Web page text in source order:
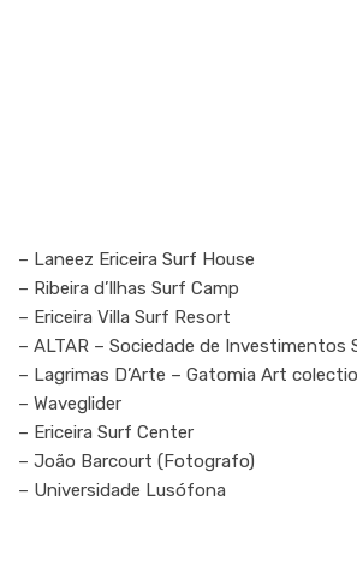
– Laneez Ericeira Surf House
– Ribeira d’Ilhas Surf Camp
– Ericeira Villa Surf Resort
– ALTAR – Sociedade de Investimentos
– Lagrimas D’Arte – Gatomia Art
– Waveglider
– Ericeira Surf Center
– João Barcourt (Fotografo)
– Universidade Lusófona